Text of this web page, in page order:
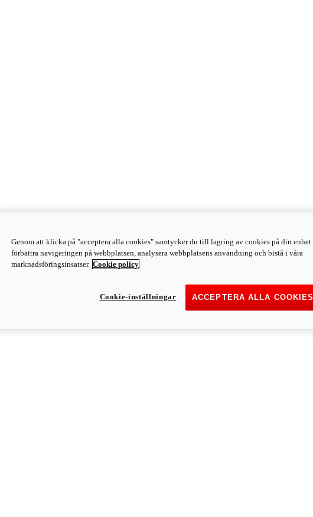
Genom att klicka på "acceptera alla cookies" samtycker du till lagring av cookies på din enhet
förbättra navigeringen på webbplatsen, analysera webbplatsens användning och bistå i våra
marknadsföringsinsatser. Cookie policy
ACCEPTERA ALLA COOKIES
Cookie-inställningar